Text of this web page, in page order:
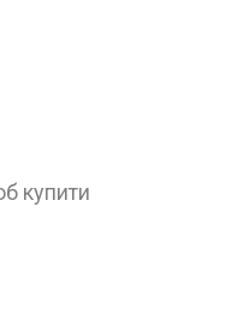
купити